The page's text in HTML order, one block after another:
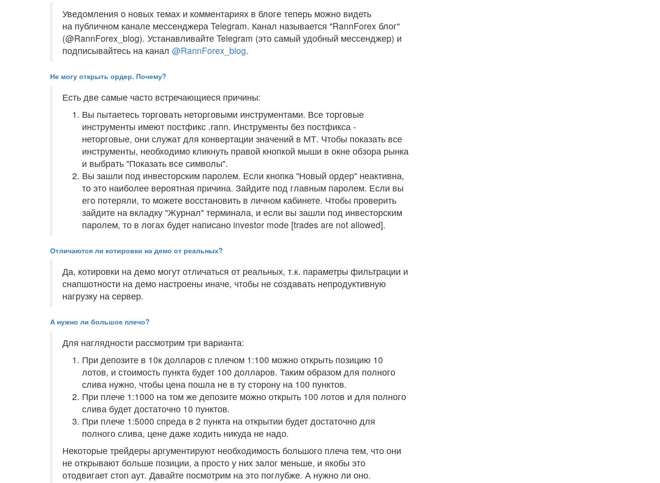
Уведомления о новых темах и комментариях в блоге теперь можно видеть
на публичном канале мессенджера Telegram. Канал называется "RannForex блог"
(@RannForex_blog). Устанавливайте Telegram (это самый удобный мессенджер) и
подписывайтесь на канал @RannForex_blog.
Не могу открыть ордер. Почему?
Есть две самые часто встречающиеся причины:
Вы пытаетесь торговать неторговыми инструментами. Все торговые
инструменты имеют постфикс .rann. Инструменты без постфикса -
неторговые, они служат для конвертации значений в МТ. Чтобы показать все
инструменты, необходимо кликнуть правой кнопкой мыши в окне обзора рынка
и выбрать "Показать все символы".
Вы зашли под инвесторским паролем. Если кнопка "Новый ордер" неактивна,
то это наиболее вероятная причина. Зайдите под главным паролем. Если вы
его потеряли, то можете восстановить в личном кабинете. Чтобы проверить
зайдите на вкладку "Журнал" терминала, и если вы зашли под инвесторским
паролем, то в логах будет написано investor mode [trades are not allowed].
Отличаются ли котировки на демо от реальных?
Да, котировки на демо могут отличаться от реальных, т.к. параметры фильтрации и
снапшотности на демо настроены иначе, чтобы не создавать непродуктивную
нагрузку на сервер.
А нужно ли большое плечо?
Для наглядности рассмотрим три варианта:
При депозите в 10к долларов с плечом 1:100 можно открыть позицию 10
лотов, и стоимость пункта будет 100 долларов. Таким образом для полного
слива нужно, чтобы цена пошла не в ту сторону на 100 пунктов.
При плече 1:1000 на том же депозите можно открыть 100 лотов и для полного
слива будет достаточно 10 пунктов.
При плече 1:5000 спреда в 2 пункта на открытии будет достаточно для
полного слива, цене даже ходить никуда не надо.
Некоторые трейдеры аргументируют необходимость большого плеча тем, что они
не открывают больше позиции, а просто у них залог меньше, и якобы это
отодвигает стоп аут. Давайте посмотрим на это поглубже. А нужно ли оно.